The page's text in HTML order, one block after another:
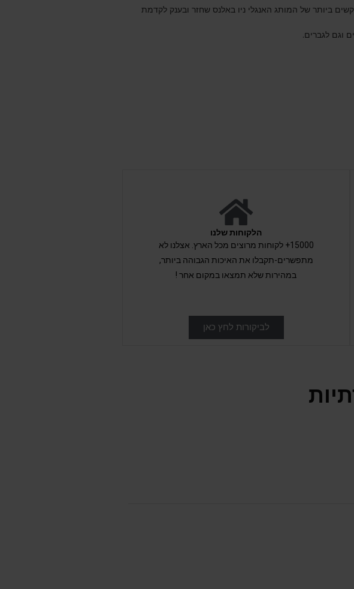
ביותר של המותג האנגלי ניו באלנס שחזר ובענק לקדמת
וגם לגברים.
הלקוחות שלנו
15000+ לקוחות מרוצים מכל הארץ. אצלנו לא
מתפשרים-תקבלו את האיכות הגבוהה ביותר,
במהירות שלא תמצאו במקום אחר !
לביקורות לחץ כאן